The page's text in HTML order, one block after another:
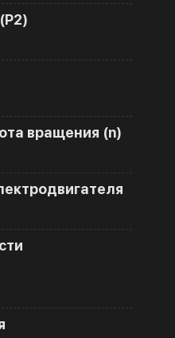
вращения (n)